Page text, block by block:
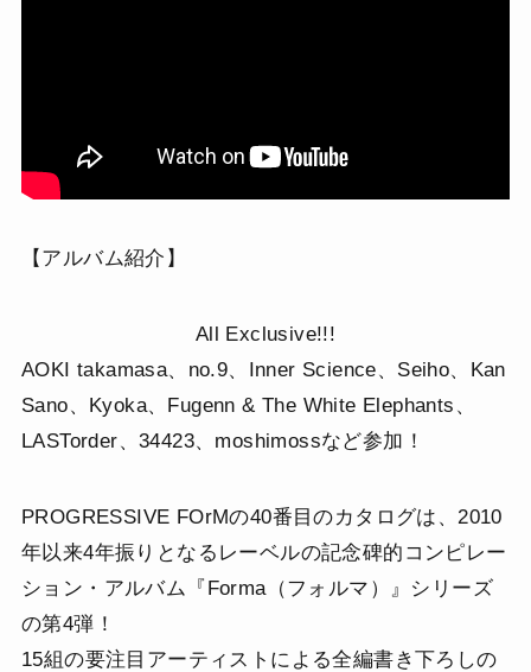
【アルバム紹介】
All Exclusive!!!
AOKI takamasa、no.9、Inner Science、Seiho、Kan
Sano、Kyoka、Fugenn & The White Elephants、
LASTorder、34423、moshimossなど参加！
PROGRESSIVE FOrMの40番目のカタログは、2010
年以来4年振りとなるレーベルの記念碑的コンピレー
ション・アルバム『Forma（フォルマ）』シリーズ
の第4弾！
15組の要注目アーティストによる全編書き下ろしの